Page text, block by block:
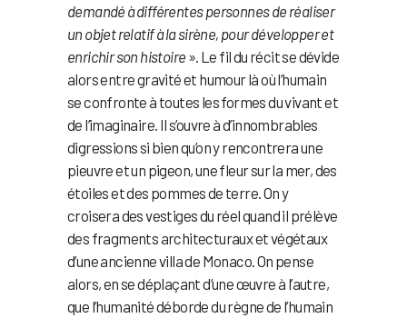
demandé à différentes personnes de réaliser
un objet relatif à la sirène, pour développer et
enrichir son histoire ». Le fil du récit se dévide
alors entre gravité et humour là où l’humain
se confronte à toutes les formes du vivant et
de l’imaginaire. Il s’ouvre à d’innombrables
digressions si bien qu’on y rencontrera une
pieuvre et un pigeon, une fleur sur la mer, des
étoiles et des pommes de terre. On y
croisera des vestiges du réel quand il prélève
des fragments architecturaux et végétaux
d’une ancienne villa de Monaco. On pense
alors, en se déplaçant d’une œuvre à l’autre,
que l’humanité déborde du règne de l’humain